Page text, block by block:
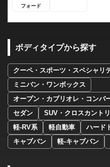
フォード
ボディタイプから探す
クーペ・スポーツ・スペシャリ
ミニバン・ワンボックス
オープン・カブリオレ・コンバ
セダン
SUV・クロスカント
軽-RV系
軽自動車 ハード
キャブバン
軽-キャブバン